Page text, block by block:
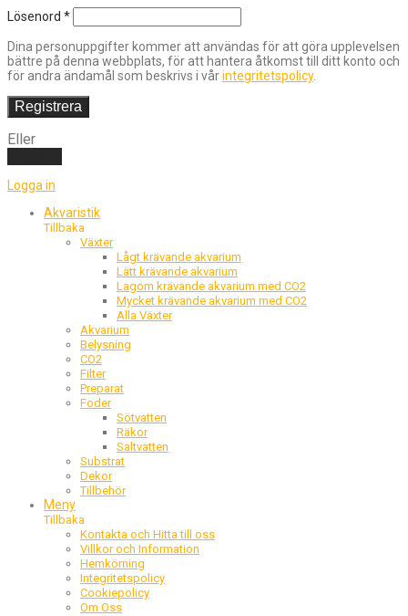
Lösenord *
Dina personuppgifter kommer att användas för att göra upplevelsen
bättre på denna webbplats, för att hantera åtkomst till ditt konto och
för andra ändamål som beskrivs i vårintegritetspolicy.
Registrera
Eller
Logga in
Akvaristik
Tillbaka
Växter
Lågt krävande akvarium
Lätt krävande akvarium
Lagom krävande akvarium med CO2
Mycket krävande akvarium med CO2
Alla Växter
Akvarium
Belysning
CO2
Filter
Preparat
Foder
Sötvatten
Räkor
Saltvatten
Substrat
Dekor
Tillbehör
Meny
Tillbaka
Kontakta och Hitta till oss
Villkor och Information
Hemkörning
Integritetspolicy
Cookiepolicy
Om Oss